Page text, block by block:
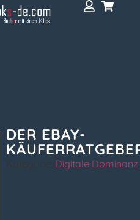
DER EBAY-
Digitale Dominanz